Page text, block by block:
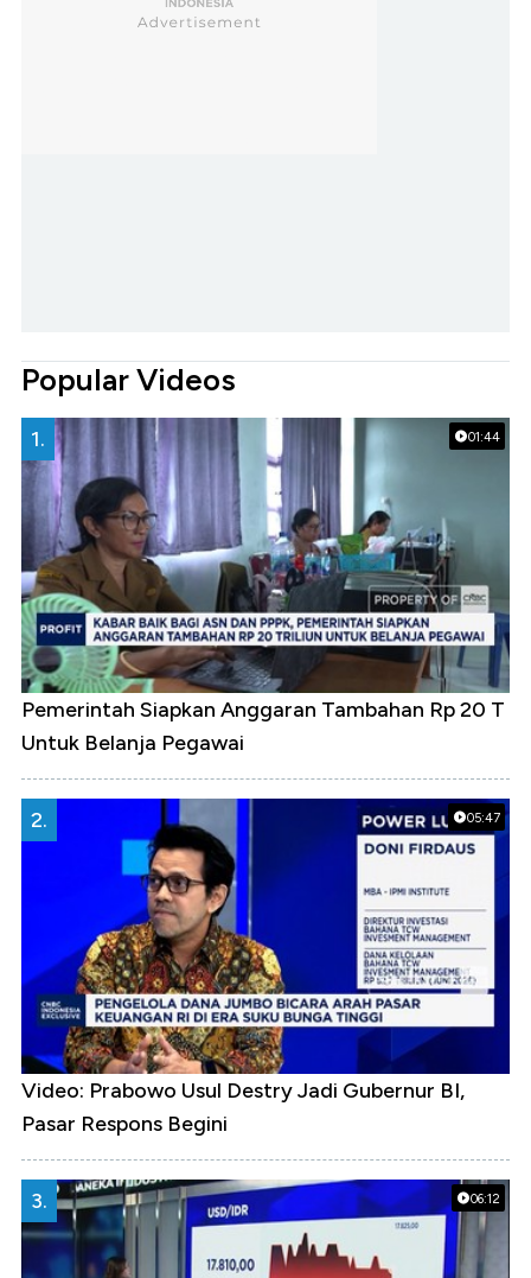
Popular Videos
01:44
1.
Pemerintah Siapkan Anggaran Tambahan Rp 20 T
Untuk Belanja Pegawai
05:47
2.
Video: Prabowo Usul Destry Jadi Gubernur BI,
Pasar Respons Begini
06:12
3.